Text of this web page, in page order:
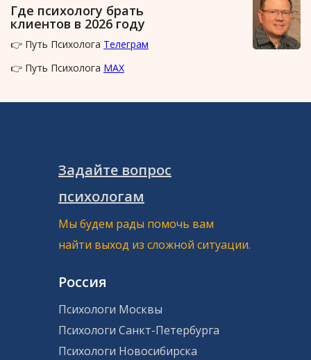
Где психологу брать
клиентов в 2026 году
👉 Путь Психолога Телеграм
👉 Путь Психолога MAX
Задайте вопрос
психологам
Мы будем рады помочь вам
найти выход из сложной ситуации.
Россия
Психологи Москвы
Психологи Санкт-Петербурга
Психологи Новосибирска